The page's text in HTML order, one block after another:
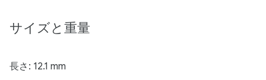
サイズと​重量
長さ: 12.1 mm